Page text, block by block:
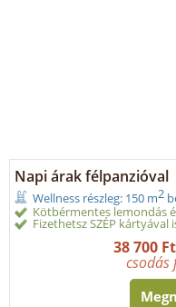
Napi árak félpanzióval
Wellness részleg: 150 m2
Kötbérmentes lemondás
Fizethetsz SZÉP kártyával
38 700
csodás